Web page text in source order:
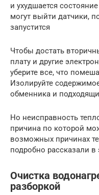
и ухудшается
могут выйти датчики,
запустится
Чтобы достать
плату и другие
уберите все, что
Изолируйте
обменника и
Но неисправность
причина по которой
возможных причинах
подробно рассказали в
Очистка
разборкой